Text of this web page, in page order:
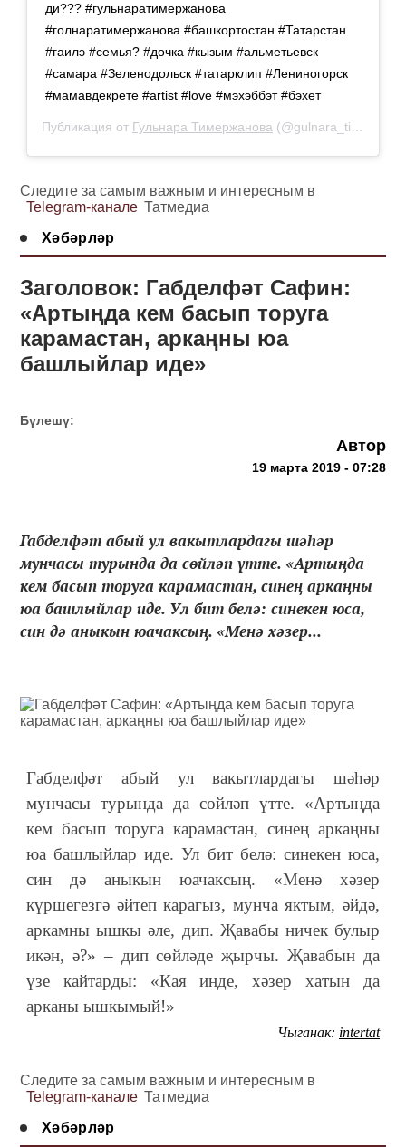
ди??? #гульнаратимержанова
#голнаратимержанова #башкортостан #Татарстан
#гаилэ #семья? #дочка #кызым #альметьевск
#самара #Зеленодольск #татарклип #Лениногорск
#мамавдекрете #artist #love #мэхэббэт #бэхет
Публикация от Гульнара Тимержанова (@gulnara_timerzhanova)
Следите за самым важным и интересным в
Telegram-канале Татмедиа
Хәбәрләр
Заголовок: Габделфәт Сафин:
«Артыңда кем басып торуга
карамастан, аркаңны юа
башлыйлар иде»
Бүлешү:
Автор
19 марта 2019 - 07:28
Габделфәт абый ул вакытлардагы шәһәр
мунчасы турында да сөйләп үтте. «Артыңда
кем басып торуга карамастан, синең аркаңны
юа башлыйлар иде. Ул бит белә: синекен юса,
син дә аныкын юачаксың. «Менә хәзер...
Габделфәт абый ул вакытлардагы шәһәр
мунчасы турында да сөйләп үтте. «Артыңда
кем басып торуга карамастан, синең аркаңны
юа башлыйлар иде. Ул бит белә: синекен юса,
син дә аныкын юачаксың. «Менә хәзер
күршегезгә әйтеп карагыз, мунча яктым, әйдә,
аркамны ышкы әле, дип. Җавабы ничек булыр
икән, ә?» – дип сөйләде җырчы. Җавабын да
үзе кайтарды: «Кая инде, хәзер хатын да
арканы ышкымый!»
Чыганак: intertat
Следите за самым важным и интересным в
Telegram-канале Татмедиа
Хәбәрләр